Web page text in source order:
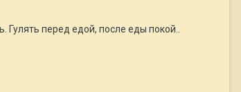
перед едой, после еды покой..